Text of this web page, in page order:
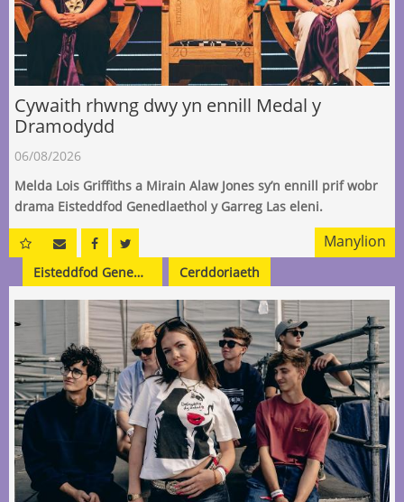
Cywaith rhwng dwy yn ennill Medal y
Dramodydd
06/08/2026
Melda Lois Griffiths a Mirain Alaw Jones sy’n ennill prif wobr
drama Eisteddfod Genedlaethol y Garreg Las eleni.
Manylion
Eisteddfod Genedlaethol Cymru Cerddoriaeth